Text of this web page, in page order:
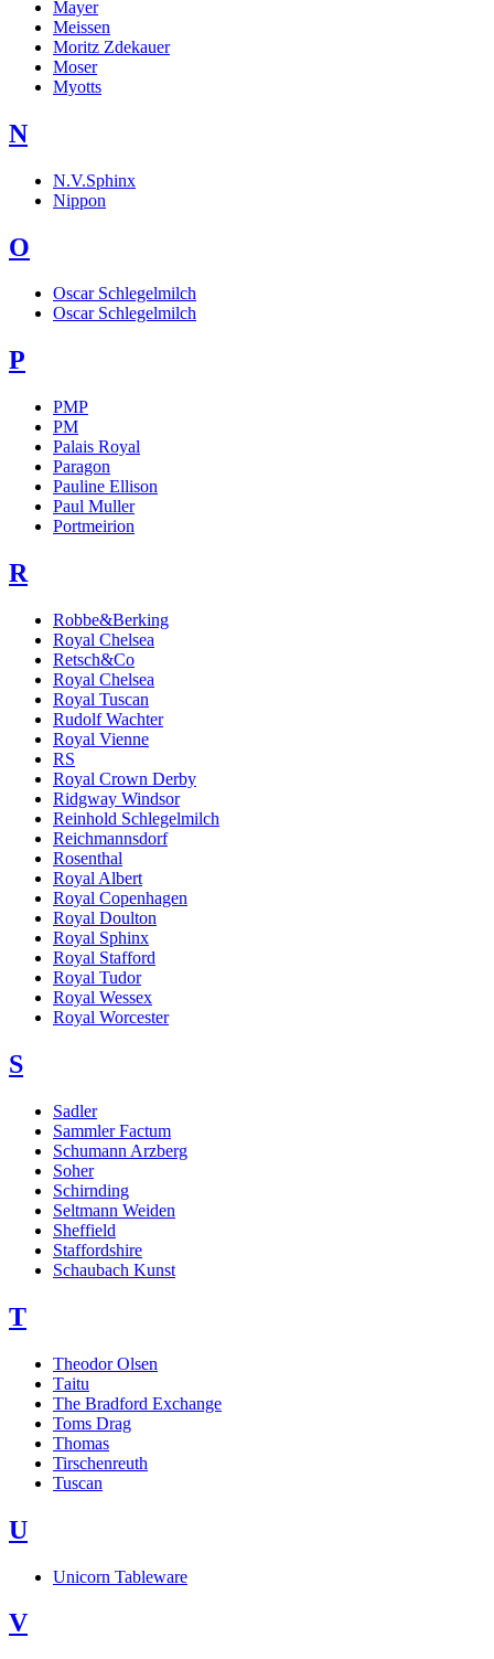
Mayer
Meissen
Moritz Zdekauer
Moser
Myotts
N
N.V.Sphinx
Nippon
O
Oscar Schlegelmilch
Oscar Schlegelmilch
P
PMP
PM
Palais Royal
Paragon
Pauline Ellison
Paul Muller
Portmeirion
R
Robbe&Berking
Royal Chelsea
Retsch&Co
Royal Chelsea
Royal Tuscan
Rudolf Wachter
Royal Vienne
RS
Royal Crown Derby
Ridgway Windsor
Reinhold Schlegelmilch
Reichmannsdorf
Rosenthal
Royal Albert
Royal Copenhagen
Royal Doulton
Royal Sphinx
Royal Stafford
Royal Tudor
Royal Wessex
Royal Worcester
S
Sadler
Sammler Factum
Schumann Arzberg
Soher
Schirnding
Seltmann Weiden
Sheffield
Staffordshire
Schaubach Kunst
T
Theodor Olsen
Тaitu
The Bradford Exchange
Toms Drag
Thomas
Tirschenreuth
Tuscan
U
Unicorn Tableware
V